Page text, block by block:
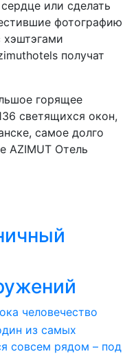
или сделать
фотографию
хэштэгами
получат
горящее
светящихся окон,
самое долго
AZIMUT Отель
человечество
из самых
совсем рядом – под